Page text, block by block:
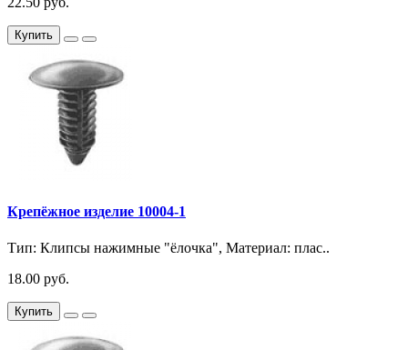
Купить
Крепёжное изделие 10004-1
Тип: Клипсы нажимные "ёлочка", Материал: плас..
18.00 руб.
Купить